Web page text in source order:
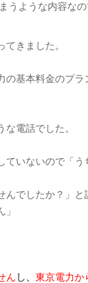
うような内容な
きました。
の基本料金のプラ
電話でした。
いないので「う
んでしたか？」と
ん し、東京電力か